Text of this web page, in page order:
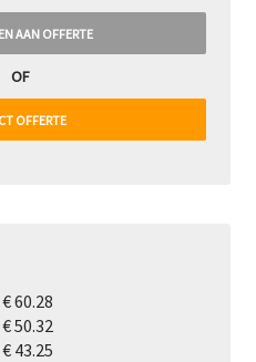
AAN OFFERTE
OF
OFFERTE
€ 60.28
€ 50.32
€ 43.25